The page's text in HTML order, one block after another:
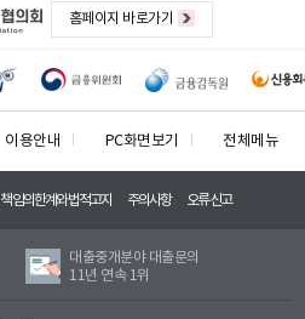
홈페이지 바로가기
이용안내 PC화면보기 전체메뉴
책임의한계와법적고지 주의사항 오류신고
대출중개분야 대출문의
11년 연속 1위